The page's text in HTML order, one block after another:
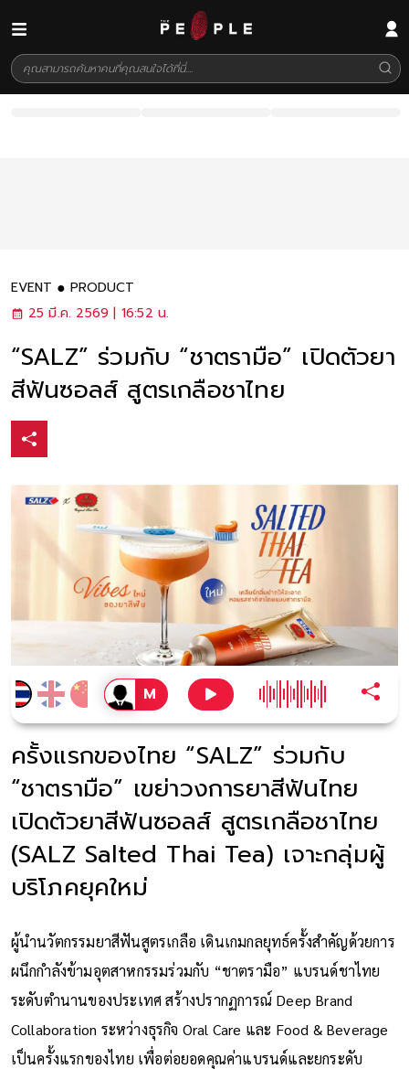
EVENT
PRODUCT
25 มี.ค. 2569 | 16:52 น.
“SALZ” ร่วมกับ “ชาตรามือ” เปิดตัวยา
สีฟันซอลส์ สูตรเกลือชาไทย
ครั้งแรกของไทย “SALZ” ร่วมกับ
“ชาตรามือ” เขย่าวงการยาสีฟันไทย
เปิดตัวยาสีฟันซอลส์ สูตรเกลือชาไทย
(SALZ Salted Thai Tea) เจาะกลุ่มผู้
บริโภคยุคใหม่
ผู้นำนวัตกรรมยาสีฟันสูตรเกลือ เดินเกมกลยุทธ์ครั้งสำคัญด้วยการ
ผนึกกำลังข้ามอุตสาหกรรมร่วมกับ “ชาตรามือ” แบรนด์ชาไทย
ระดับตำนานของประเทศ สร้างปรากฏการณ์ Deep Brand
Collaboration ระหว่างธุรกิจ Oral Care และ Food & Beverage
เป็นครั้งแรกของไทย เพื่อต่อยอดคุณค่าแบรนด์และยกระดับ